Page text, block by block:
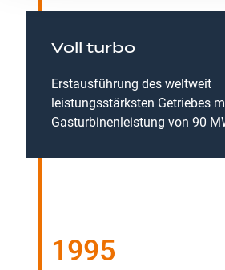
Voll turbo
Erstausführung des weltweit
leistungsstärksten Getriebes
Gasturbinenleistung von 90
1995